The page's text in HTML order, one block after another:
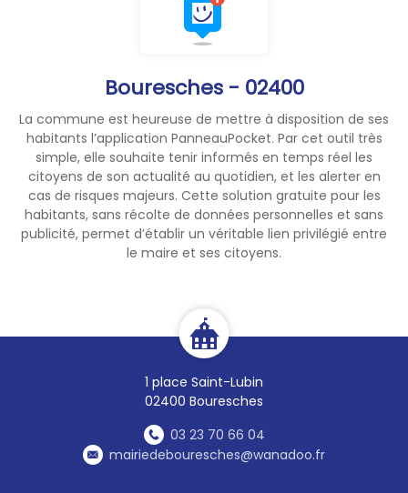
Bouresches - 02400
La commune est heureuse de mettre à disposition de ses
habitants l’application PanneauPocket. Par cet outil très
simple, elle souhaite tenir informés en temps réel les
citoyens de son actualité au quotidien, et les alerter en
cas de risques majeurs. Cette solution gratuite pour les
habitants, sans récolte de données personnelles et sans
publicité, permet d’établir un véritable lien privilégié entre
le maire et ses citoyens.
1 place Saint-Lubin
02400 Bouresches
03 23 70 66 04
mairiedebouresches@wanadoo.fr